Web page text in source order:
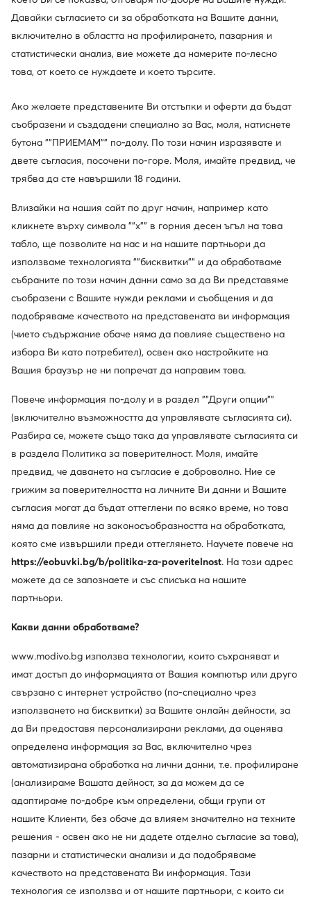
NEW ROCK
Кубинки · Черен
NEW ROCK
Кубинки · Черен
-21%
Dr. Martens
Кубинки · Черен
Актуална цена
164,99€
Редовна цена
Най-ниска цена
209,63 €
-26%
Dr. Martens
Кубинки · Бордо
Актуална цена
171,99 €
Най-ниска цена
Кубинки · Черен
Dr. Martens
Кубинки · Черен
NEW ROCK
Кубинки · Черен
Давайки съгласието си за обработката на Вашите данни,
включително в областта на профилирането, пазарния и
статистически анализ, вие можете да намерите по-лесно
това, от което се нуждаете и което търсите.
Ако желаете представените Ви отстъпки и оферти да бъдат
съобразени и създадени специално за Вас, моля, натиснете
бутона ""ПРИЕМАМ"" по-долу. По този начин изразявате и
двете съгласия, посочени по-горе. Моля, имайте предвид, че
трябва да сте навършили 18 години.
Влизайки на нашия сайт по друг начин, например като
кликнете върху символа ""x"" в горния десен ъгъл на това
табло, ще позволите на нас и на нашите партньори да
използваме технологията ""бисквитки"" и да обработваме
събраните по този начин данни само за да Ви представяме
съобразени с Вашите нужди реклами и съобщения и да
подобряваме качеството на представената ви информация
(чието съдържание обаче няма да повлияе съществено на
избора Ви като потребител), освен ако настройките на
Вашия браузър не ни попречат да направим това.
Повече информация по-долу и в раздел ""Други опции""
(включително възможността да управлявате съгласията си).
Разбира се, можете също така да управлявате съгласията си
в раздела Политика за поверителност. Моля, имайте
предвид, че даването на съгласие е доброволно. Ние се
грижим за поверителността на личните Ви данни и Вашите
съгласия могат да бъдат оттеглени по всяко време, но това
няма да повлияе на законосъобразността на обработката,
която сме извършили преди оттеглянето. Научете повече на
https://eobuvki.bg/b/politika-za-poveritelnost. На този адрес
можете да се запознаете и със списъка на нашите
партньори.
Какви данни обработваме?
www.modivo.bg използва технологии, които съхраняват и
имат достъп до информацията от Вашия компютър или друго
свързано с интернет устройство (по-специално чрез
използването на бисквитки) за Вашите онлайн дейности, за
да Ви предоставя персонализирани реклами, да оценява
определена информация за Вас, включително чрез
автоматизирана обработка на лични данни, т.е. профилиране
(анализираме Вашата дейност, за да можем да се
адаптираме по-добре към определени, общи групи от
нашите Клиенти, без обаче да влияем значително на техните
решения - освен ако не ни дадете отделно съгласие за това),
пазарни и статистически анализи и да подобряваме
качеството на представената Ви информация. Тази
технология се използва и от нашите партньори, с които си